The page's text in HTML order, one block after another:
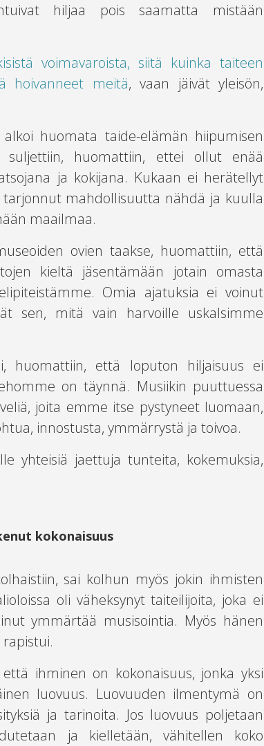
hiljaa pois saamatta mistään
voimavaroista, siitä kuinka taiteen
hoivanneet meitä, vaan jäivät yleisön,
huomata taide-elämän hiipumisen
huomattiin, ettei ollut enää
ja kokijana. Kukaan ei herätellyt
mahdollisuutta nähdä ja kuulla
maailmaa.
ovien taakse, huomattiin, että
kieltä jäsentämään jotain omasta
Omia ajatuksia ei voinut
sen, mitä vain harvoille uskalsimme
huomattiin, että loputon hiljaisuus ei
on täynnä. Musiikin puuttuessa
joita emme itse pystyneet luomaan,
innostusta, ymmärrystä ja toivoa.
yhteisiä jaettuja tunteita, kokemuksia,
kokonaisuus
sai kolhun myös jokin ihmisten
oli väheksynyt taiteilijoita, joka ei
ymmärtää musisointia. Myös hänen
ihminen on kokonaisuus, jonka yksi
luovuus. Luovuuden ilmentymä on
ja tarinoita. Jos luovuus poljetaan
ja kielletään, vähitellen koko